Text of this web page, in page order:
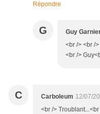
Répondre
G Guy
<br /> <br /
<br />
C Carboleum 12/07/
<br /> Troublant...<br